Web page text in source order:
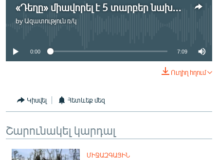
«Դեղը» միավորել է 5 տարբեր նախասիրությունների ու ճաշակի տեր երիտասարդների
by Ազատություն ռ/կ
No media source currently available
0:00 7:09
Ուղիղ հղում
Կիսվել Հետևեք մեզ
Շարունակել կարդալ
ՄԻՋԱԶԳԱՅԻՆ